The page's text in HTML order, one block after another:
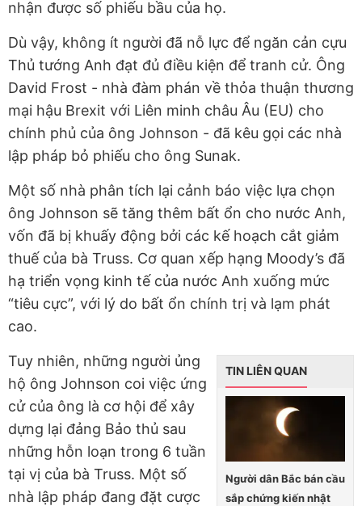
nhận được số phiếu bầu của họ.
Dù vậy, không ít người đã nỗ lực để ngăn cản cựu
Thủ tướng Anh đạt đủ điều kiện để tranh cử. Ông
David Frost - nhà đàm phán về thỏa thuận thương
mại hậu Brexit với Liên minh châu Âu (EU) cho
chính phủ của ông Johnson - đã kêu gọi các nhà
lập pháp bỏ phiếu cho ông Sunak.
Một số nhà phân tích lại cảnh báo việc lựa chọn
ông Johnson sẽ tăng thêm bất ổn cho nước Anh,
vốn đã bị khuấy động bởi các kế hoạch cắt giảm
thuế của bà Truss. Cơ quan xếp hạng Moody’s đã
hạ triển vọng kinh tế của nước Anh xuống mức
“tiêu cực”, với lý do bất ổn chính trị và lạm phát
cao.
TIN LIÊN QUAN
Người dân Bắc bán cầu
sắp chứng kiến nhật
Tuy nhiên, những người ủng
hộ ông Johnson coi việc ứng
cử của ông là cơ hội để xây
dựng lại đảng Bảo thủ sau
những hỗn loạn trong 6 tuần
tại vị của bà Truss. Một số
nhà lập pháp đang đặt cược